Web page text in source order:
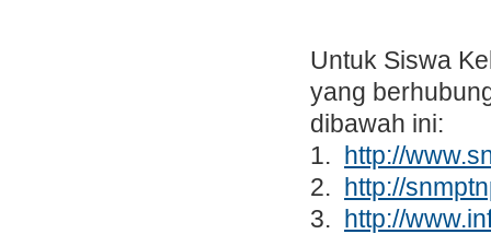
Untuk Siswa
yang
dibawah ini:
1. http://
2. http://
3. http://